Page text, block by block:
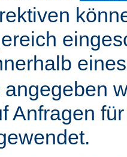
Anfragen